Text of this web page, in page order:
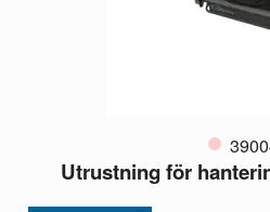
Utrustning för